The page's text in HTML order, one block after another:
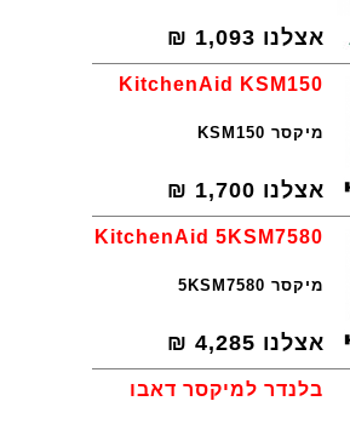
אצלנו 1,093
₪
KitchenAid KSM150
מיקסר KSM150
אצלנו 1,700
₪
KitchenAid 5KSM7580
מיקסר 5KSM7580
אצלנו 4,285
₪
בלנדר למיקסר דאבו